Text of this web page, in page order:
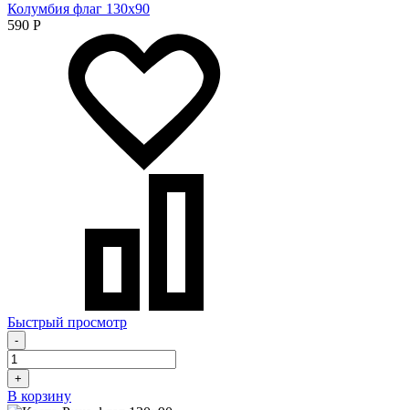
Колумбия флаг 130х90
590 Р
Быстрый просмотр
-
+
В корзину